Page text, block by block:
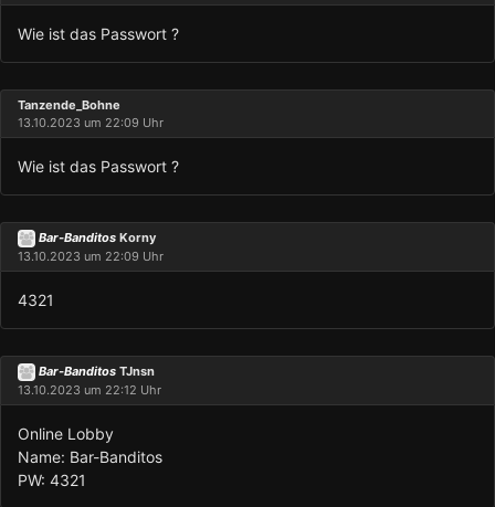
Wie ist das Passwort ?
Tanzende_Bohne
13.10.2023 um 22:09 Uhr
Wie ist das Passwort ?
Bar-Banditos Korny
13.10.2023 um 22:09 Uhr
4321
Bar-Banditos TJnsn
13.10.2023 um 22:12 Uhr
Online Lobby
Name: Bar-Banditos
PW: 4321